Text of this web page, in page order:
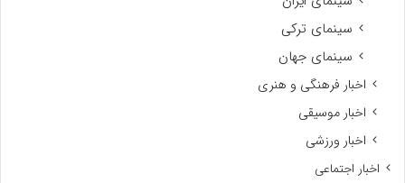
سینمای ترکی
سینمای جهان
اخبار فرهنگی و هنری
اخبار موسیقی
اخبار ورزشی
اخبار اجتماعی